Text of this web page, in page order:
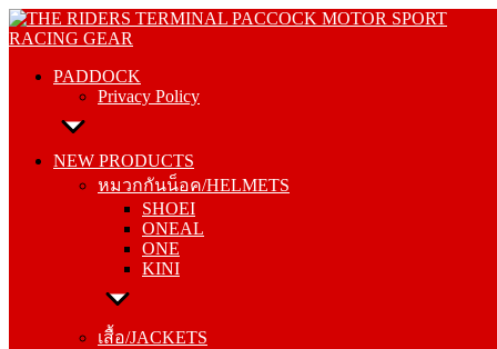
Skip
to
PADDOCK
Privacy Policy
NEW PRODUCTS
หมวกกันน็อค/HELMETS
SHOEI
ONEAL
ONE
KINI
เสื้อ/JACKETS
PADDOCK
NEW PRODUCTS
SHOEI
ONEAL
ONE
KINI
เสื้อ/JACKETS
KOMINE